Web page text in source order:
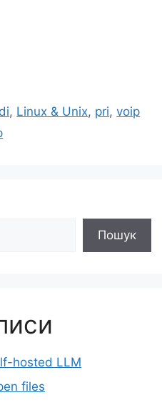
, Linux & Unix, pri,voip
Пошук
hosted LLM
files